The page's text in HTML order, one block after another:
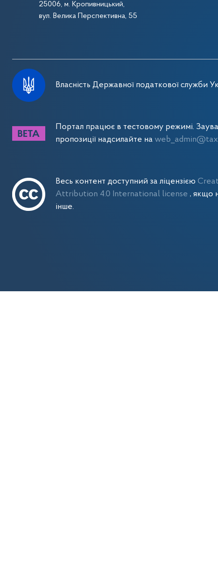
25006, м. Кропивницький,
вул. Велика Перспективна, 55
Власність Державної податкової служби
Портал працює в тестовому режимі.
пропозиції надсилайте на
Весь контент доступний за ліцензією
Attribution 4.0 International license, якщо
інше.